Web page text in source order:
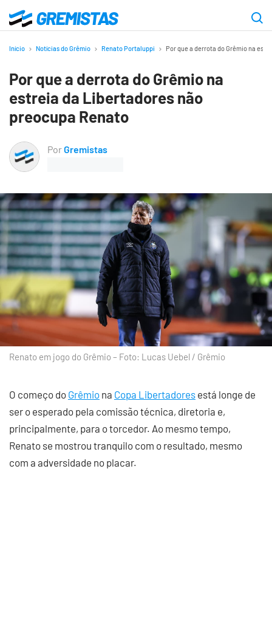
para
principal
Gremistas
Início Notícias do Grêmio Renato Portaluppi Por que a derrota do Grêmio na
Por que a derrota do Grêmio na
estreia da Libertadores não
preocupa Renato
PorGremistas
Renato em jogo do Grêmio – Foto: Lucas Uebel / Grêmio
O começo do Grêmio na Copa Libertadores está longe de
ser o esperado pela comissão técnica, diretoria e,
principalmente, para o torcedor. Ao mesmo tempo,
Renato se mostrou tranquilo com o resultado, mesmo
com a adversidade no placar.